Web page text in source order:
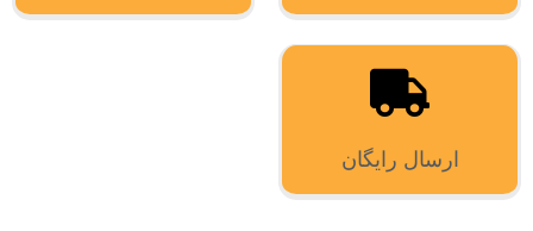
ارسال رایگان